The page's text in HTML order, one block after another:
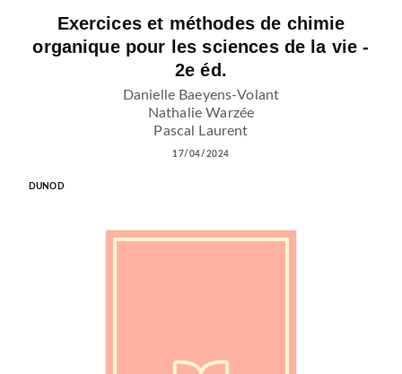
Exercices et méthodes de chimie
organique pour les sciences de la vie -
2e éd.
Danielle Baeyens-Volant
Nathalie Warzée
Pascal Laurent
17/04/2024
DUNOD